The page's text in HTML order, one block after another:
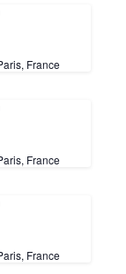
France
France
France